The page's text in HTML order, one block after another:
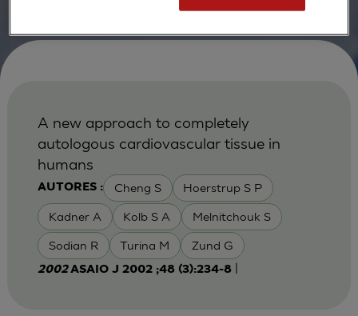
AUTORES : Cheng S Hoerstrup S P
Kadner A Kolb S A Melnitchouk S
Sodian R Turina M Zund G
A new approach to completely
autologous cardiovascular tissue in
humans
2002ASAIO J 2002 ;48 (3):234-8|